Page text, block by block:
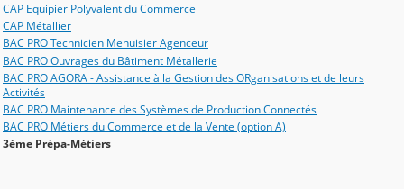
CAP Equipier Polyvalent du Commerce
CAP Métallier
BAC PRO Technicien Menuisier Agenceur
BAC PRO Ouvrages du Bâtiment Métallerie
BAC PRO AGORA - Assistance à la Gestion des ORganisations et de leurs
Activités
BAC PRO Maintenance des Systèmes de Production Connectés
BAC PRO Métiers du Commerce et de la Vente (option A)
3ème Prépa-Métiers